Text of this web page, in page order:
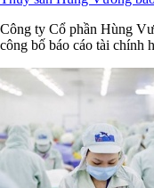
Công ty Cổ phần Hùng
công bố báo cáo tài chính